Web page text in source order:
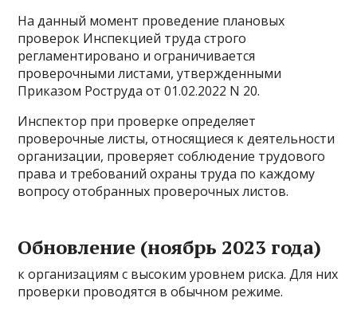
На данный момент проведение плановых
проверок Инспекцией труда строго
регламентировано и ограничивается
проверочными листами, утвержденными
Приказом Роструда от 01.02.2022 N 20.
Инспектор при проверке определяет
проверочные листы, относящиеся к деятельности
организации, проверяет соблюдение трудового
права и требований охраны труда по каждому
вопросу отобранных проверочных листов.
Обновление (ноябрь 2023 года)
к организациям с высоким уровнем риска. Для них
проверки проводятся в обычном режиме.